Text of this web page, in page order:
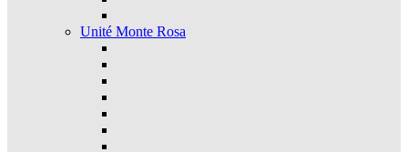
Unité Monte Rosa